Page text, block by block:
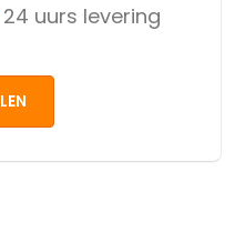
uurs levering